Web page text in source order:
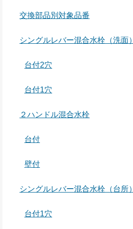
交換部品別対象品番
シングルレバー混合水栓（洗面）
台付2穴
台付1穴
２ハンドル混合水栓
台付
壁付
シングルレバー混合水栓（台所）
台付1穴